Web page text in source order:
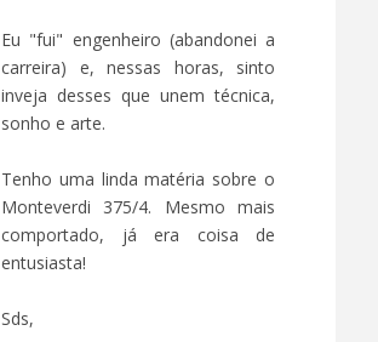
Eu "fui" engenheiro (abandonei a
carreira) e, nessas horas, sinto
inveja desses que unem técnica,
sonho e arte.
Tenho uma linda matéria sobre o
Monteverdi 375/4. Mesmo mais
comportado, já era coisa de
entusiasta!
Sds,